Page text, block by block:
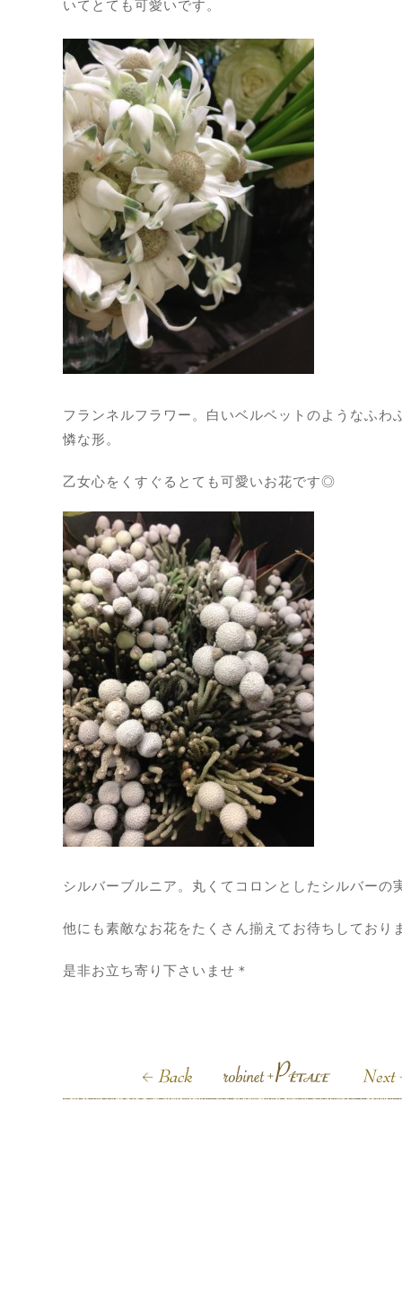
いてとても可愛いです。
フランネルフラワー。白いベルベットのようなふわ
憐な形。
乙女心をくすぐるとても可愛いお花です◎
シルバーブルニア。丸くてコロンとしたシルバーの
他にも素敵なお花をたくさん揃えてお待ちしており
是非お立ち寄り下さいませ＊